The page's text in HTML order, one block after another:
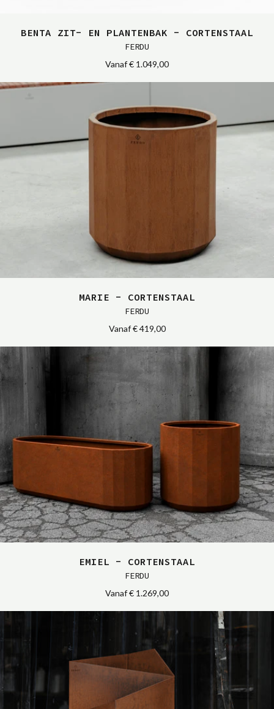
BENTA ZIT- EN PLANTENBAK - CORTENSTAAL
FERDU
Vanaf€ 1.049,00
MARIE - CORTENSTAAL
FERDU
Vanaf€ 419,00
EMIEL - CORTENSTAAL
FERDU
Vanaf€ 1.269,00